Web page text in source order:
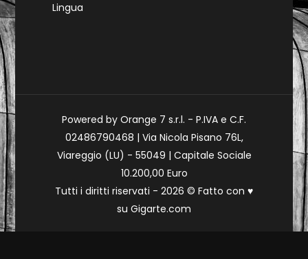
Lingua
Powered by Orange 7 s.r.l. - P.IVA e C.F.
02486790468 | Via Nicola Pisano 76L,
Viareggio (LU) - 55049 | Capitale Sociale
10.200,00 Euro
Tutti i diritti riservati - 2026 © Fatto con ♥
su Gigarte.com